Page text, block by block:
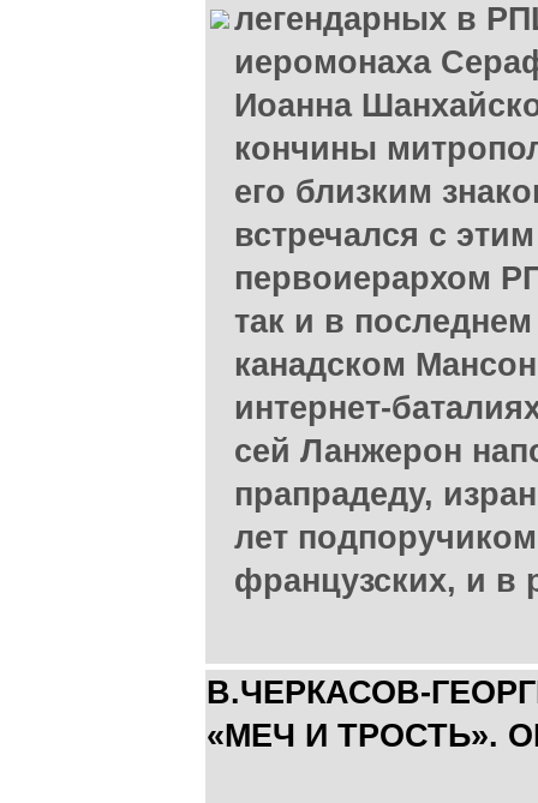
легендарных в
иеромонаха
Иоанна
кончины
его близким
встречался с
первоиерархом
так и в
канадском
интернет-
сей Ланжерон
прапрадеду,
лет
французских, и в
В.ЧЕРКАСОВ-
«МЕЧ И ТРОСТЬ».